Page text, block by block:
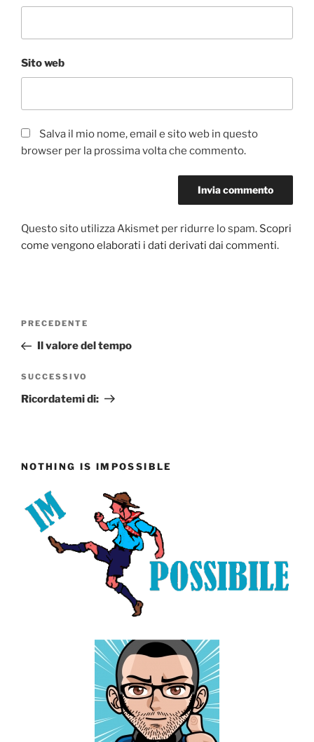
Sito web
Salva il mio nome, email e sito web in questo
browser per la prossima volta che commento.
Questo sito utilizza Akismet per ridurre lo spam. Scopri
come vengono elaborati i dati derivati dai commenti.
Navigazione
Articolo
precedente:
PRECEDENTE
Il valore del tempo
Articolo
successivo
SUCCESSIVO
Ricordatemi di:
NOTHING IS IMPOSSIBLE